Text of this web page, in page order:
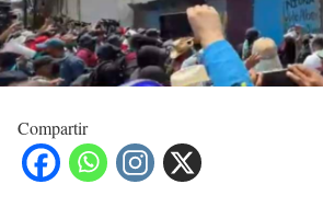
Compartir